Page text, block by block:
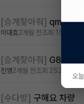
[승계찾아줘]
이대효2개월 전조회 158
[승계찾아줘] G80
진영2개월 전조회 253
[수다방] 구해요 차량
오